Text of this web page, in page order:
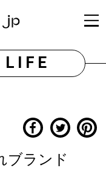
LIFE
ブランド